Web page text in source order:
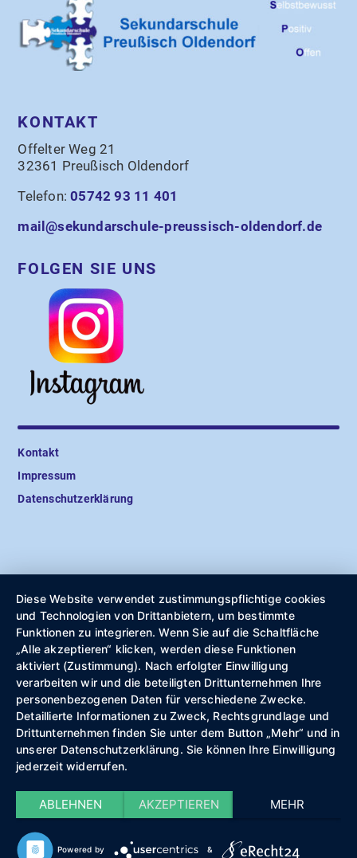
KONTAKT
Offelter Weg 21
32361 Preußisch Oldendorf
Telefon:05742 93 11 401
mail@sekundarschule-preussisch-oldendorf.de
FOLGEN SIE UNS
Kontakt
Impressum
Datenschutzerklärung
Diese Website verwendet zustimmungspflichtige cookies
und Technologien von Drittanbietern, um bestimmte
Funktionen zu integrieren. Wenn Sie auf die Schaltfläche
„Alle akzeptieren“ klicken, werden diese Funktionen
aktiviert (Zustimmung). Nach erfolgter Einwilligung
verarbeiten wir und die beteiligten Drittunternehmen Ihre
personenbezogenen Daten für verschiedene Zwecke.
Detaillierte Informationen zu Zweck, Rechtsgrundlage und
Drittunternehmen finden Sie unter dem Button „Mehr“ und in
unserer Datenschutzerklärung. Sie können Ihre Einwilligung
jederzeit widerrufen.
ABLEHNEN AKZEPTIEREN MEHR
Powered by &